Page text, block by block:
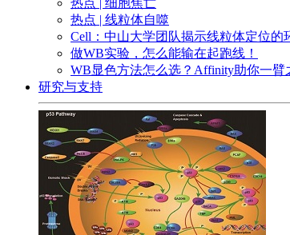
热点 | 线粒体自噬
Cell：中山大学团队揭示线粒体定位
做WB实验，怎么能输在起跑线！
WB显色方法怎么选？Affinity助你一臂
研究与支持